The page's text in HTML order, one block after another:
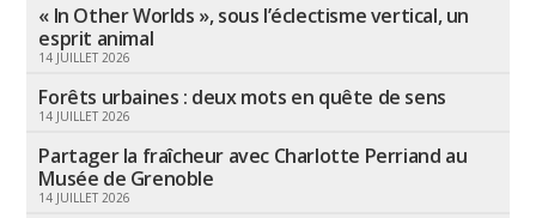
« In Other Worlds », sous l’éclectisme vertical, un
esprit animal
14 JUILLET 2026
Forêts urbaines : deux mots en quête de sens
14 JUILLET 2026
Partager la fraîcheur avec Charlotte Perriand au
Musée de Grenoble
14 JUILLET 2026